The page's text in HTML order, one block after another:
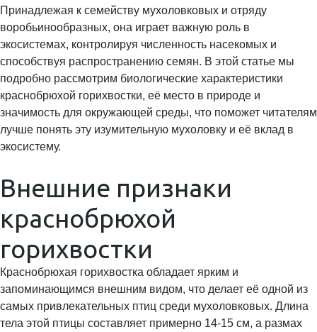
Принадлежая к семейству мухоловковых и отряду
воробьинообразных, она играет важную роль в
экосистемах, контролируя численность насекомых и
способствуя распространению семян. В этой статье мы
подробно рассмотрим биологические характеристики
краснобрюхой горихвостки, её место в природе и
значимость для окружающей среды, что поможет читателям
лучше понять эту изумительную мухоловку и её вклад в
экосистему.
Внешние признаки
краснобрюхой
горихвостки
Краснобрюхая горихвостка обладает ярким и
запоминающимся внешним видом, что делает её одной из
самых привлекательных птиц среди мухоловковых. Длина
тела этой птицы составляет примерно 14-15 см, а размах